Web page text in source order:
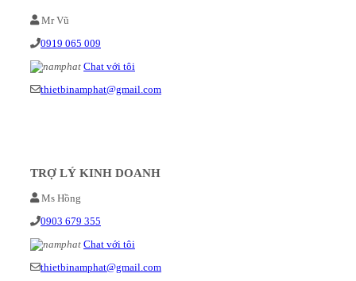
Mr Vũ
0919 065 009
Chat với tôi
thietbinamphat@gmail.com
TRỢ LÝ KINH DOANH
Ms Hồng
0903 679 355
Chat với tôi
thietbinamphat@gmail.com